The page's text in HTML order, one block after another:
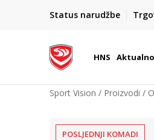
Status narudžbe
Dostava 1,50 €
|
HNS Aktualno
Sport Vision Proizvodi
POSLJEDNJI KOMADI